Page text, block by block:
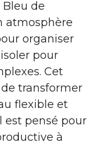
de
atmosphère
organiser
pour
Cet
transformer
flexible et
est pensé pour
à